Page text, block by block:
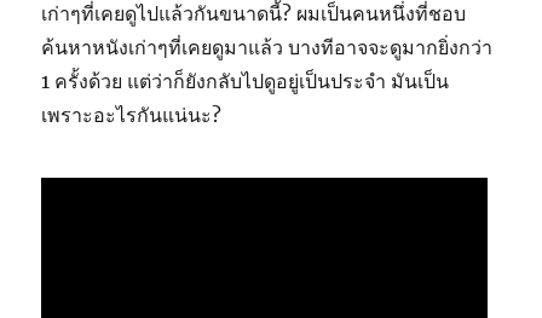
เก่าๆที่เคยดูไปแล้วกันขนาดนี้? ผมเป็นคนหนึ่งที่ชอบ
ค้นหาหนังเก่าๆที่เคยดูมาแล้ว บางทีอาจจะดูมากยิ่งกว่า
1 ครั้งด้วย แต่ว่าก็ยังกลับไปดูอยู่เป็นประจำ มันเป็น
เพราะอะไรกันแน่นะ?